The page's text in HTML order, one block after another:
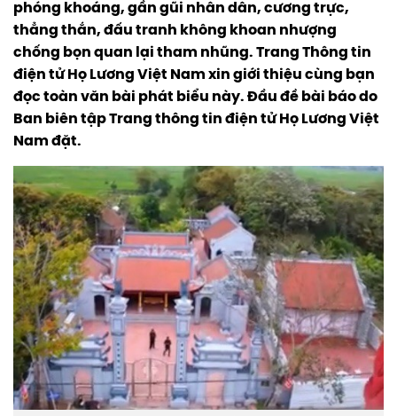
phóng khoáng, gần gũi nhân dân, cương trực,
thẳng thắn, đấu tranh không khoan nhượng
chống bọn quan lại tham nhũng. Trang Thông tin
điện tử Họ Lương Việt Nam xin giới thiệu cùng bạn
đọc toàn văn bài phát biểu này. Đầu đề bài báo do
Ban biên tập Trang thông tin điện tử Họ Lương Việt
Nam đặt.